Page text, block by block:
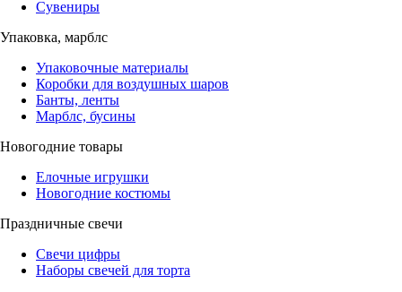
Сувениры
Упаковка, марблс
Упаковочные материалы
Коробки для воздушных шаров
Банты, ленты
Марблс, бусины
Новогодние товары
Елочные игрушки
Новогодние костюмы
Праздничные свечи
Свечи цифры
Наборы свечей для торта